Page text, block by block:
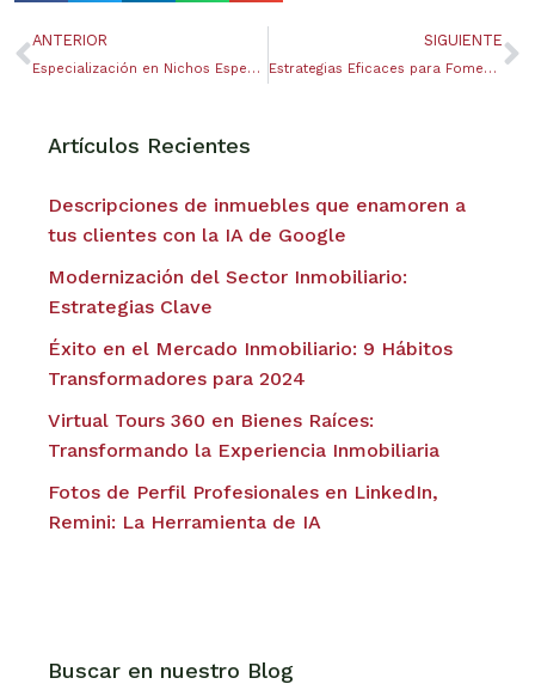
ANTERIOR
Especialización en Nichos Específicos: El Secreto del Éxito en Bienes Raíces
SIGUIENTE
Estrategias Eficaces para Fomentar la Lealtad de los Clientes en el Sector Inmobiliario
Artículos Recientes
Descripciones de inmuebles que enamoren a
tus clientes con la IA de Google
Modernización del Sector Inmobiliario:
Estrategias Clave
Éxito en el Mercado Inmobiliario: 9 Hábitos
Transformadores para 2024
Virtual Tours 360 en Bienes Raíces:
Transformando la Experiencia Inmobiliaria
Fotos de Perfil Profesionales en LinkedIn,
Remini: La Herramienta de IA
Buscar en nuestro Blog